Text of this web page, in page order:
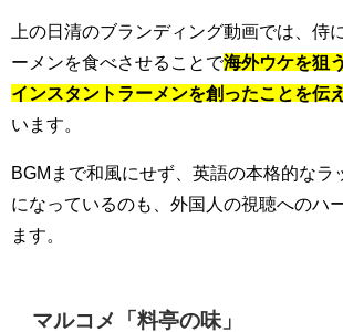
上の日清のブランディング動画では、侍
ーメンを食べさせることで海外ウケを狙
インスタントラーメンを創ったことを伝
います。
BGMまで和風にせず、英語の本格的なラ
になっているのも、外国人の視聴へのハ
ます。
マルコメ「料亭の味」